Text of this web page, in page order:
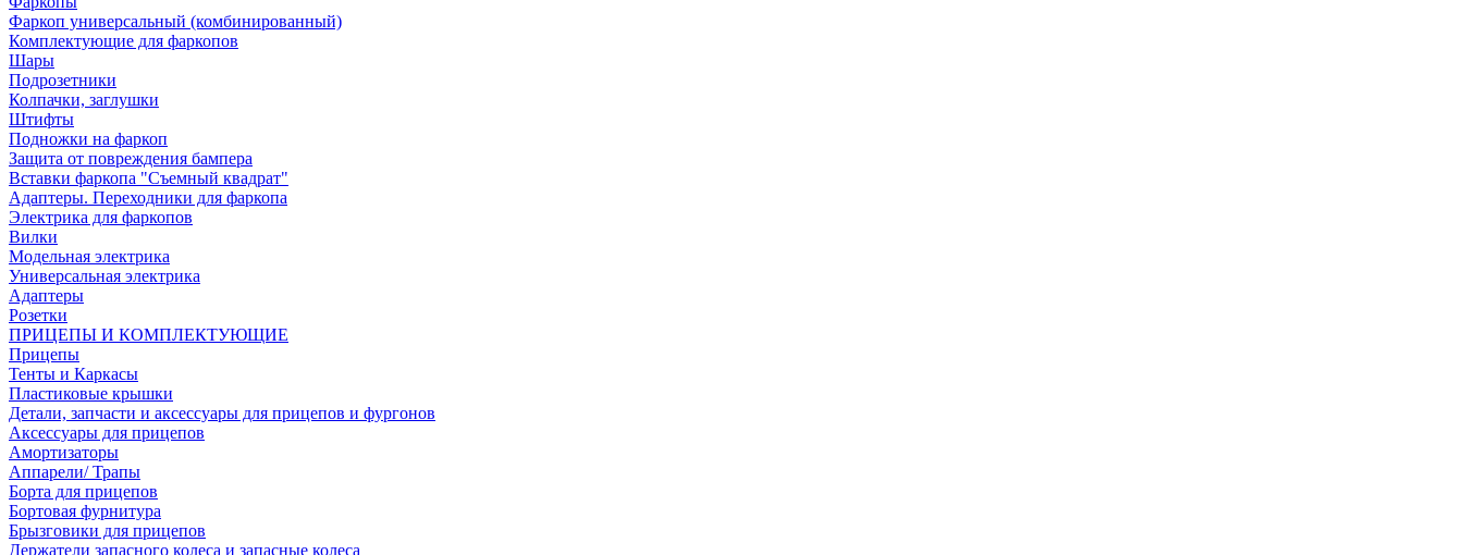
Фаркоп универсальный (комбинированный)
Комплектующие для фаркопов
Шары
Подрозетники
Колпачки, заглушки
Штифты
Подножки на фаркоп
Защита от повреждения бампера
Вставки фаркопа "Съемный квадрат"
Адаптеры. Переходники для фаркопа
Электрика для фаркопов
Вилки
Модельная электрика
Универсальная электрика
Адаптеры
Розетки
ПРИЦЕПЫ И КОМПЛЕКТУЮЩИЕ
Прицепы
Тенты и Каркасы
Пластиковые крышки
Детали, запчасти и аксессуары для прицепов и фургонов
Аксессуары для прицепов
Амортизаторы
Аппарели/ Трапы
Борта для прицепов
Бортовая фурнитура
Брызговики для прицепов
Держатели запасного колеса и запасные колеса